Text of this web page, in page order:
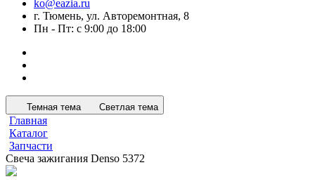
ko@eazia.ru
г. Тюмень, ул. Авторемонтная, 8
Пн - Пт: с 9:00 до 18:00
Темная тема Светлая тема
Главная
Каталог
Запчасти
Свеча зажигания Denso 5372